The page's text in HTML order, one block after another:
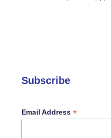
Subscribe
Email Address *